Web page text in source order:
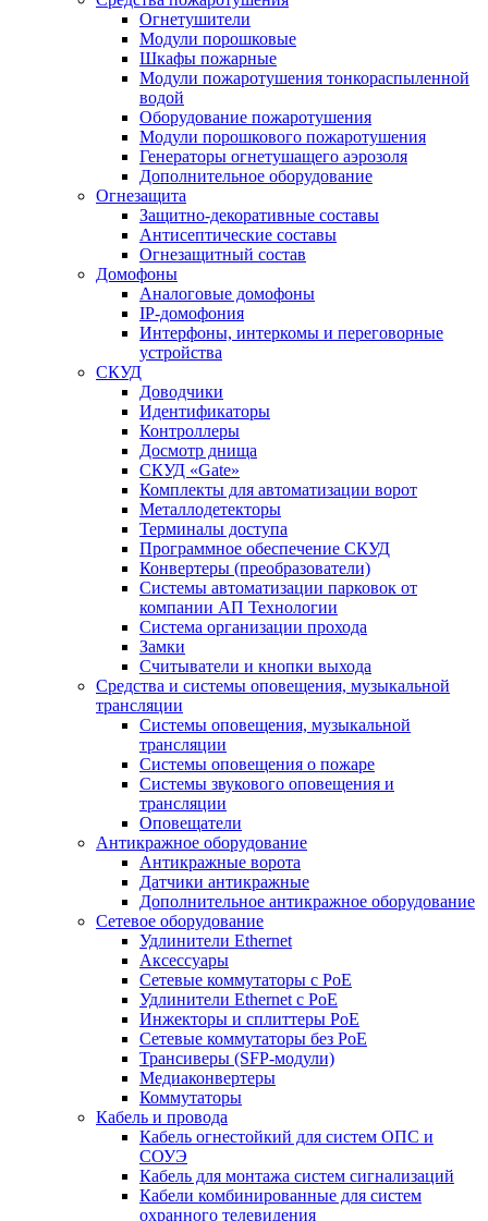
Огнетушители
Модули порошковые
Шкафы пожарные
Модули пожаротушения тонкораспыленной
водой
Оборудование пожаротушения
Модули порошкового пожаротушения
Генераторы огнетушащего аэрозоля
Дополнительное оборудование
Огнезащита
Защитно-декоративные составы
Антисептические составы
Огнезащитный состав
Домофоны
Аналоговые домофоны
IP-домофония
Интерфоны, интеркомы и переговорные
устройства
СКУД
Доводчики
Идентификаторы
Контроллеры
Досмотр днища
СКУД «Gate»
Комплекты для автоматизации ворот
Металлодетекторы
Терминалы доступа
Программное обеспечение СКУД
Конвертеры (преобразователи)
Системы автоматизации парковок от
компании АП Технологии
Система организации прохода
Замки
Считыватели и кнопки выхода
Средства и системы оповещения, музыкальной
трансляции
Системы оповещения, музыкальной
трансляции
Системы оповещения о пожаре
Системы звукового оповещения и
трансляции
Оповещатели
Антикражное оборудование
Антикражные ворота
Датчики антикражные
Дополнительное антикражное оборудование
Сетевое оборудование
Удлинители Ethernet
Аксессуары
Сетевые коммутаторы с РоЕ
Удлинители Ethernet с PoE
Инжекторы и сплиттеры РоЕ
Сетевые коммутаторы без РоЕ
Трансиверы (SFP-модули)
Медиаконвертеры
Коммутаторы
Кабель и провода
Кабель огнестойкий для систем ОПС и
СОУЭ
Кабель для монтажа систем сигнализаций
Кабели комбинированные для систем
охранного телевидения